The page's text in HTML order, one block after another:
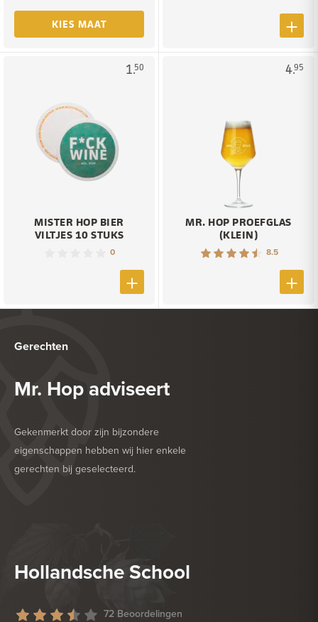
KIES MAAT
1.50
MISTER HOP BIER
VILTJES 10 STUKS
0
4.95
MR. HOP PROEFGLAS
(KLEIN)
8.5
Gerechten
Mr. Hop adviseert
Gekenmerkt door zijn bijzondere
eigenschappen hebben wij hier enkele
gerechten bij geselecteerd.
HEERLIJK BIJ
Hollandsche School
72 Beoordelingen